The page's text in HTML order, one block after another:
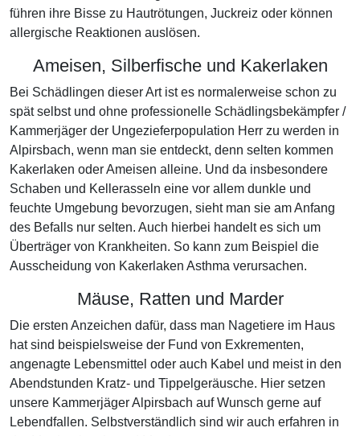
führen ihre Bisse zu Hautrötungen, Juckreiz oder können
allergische Reaktionen auslösen.
Ameisen, Silberfische und Kakerlaken
Bei Schädlingen dieser Art ist es normalerweise schon zu
spät selbst und ohne professionelle Schädlingsbekämpfer /
Kammerjäger der Ungezieferpopulation Herr zu werden in
Alpirsbach, wenn man sie entdeckt, denn selten kommen
Kakerlaken oder Ameisen alleine. Und da insbesondere
Schaben und Kellerasseln eine vor allem dunkle und
feuchte Umgebung bevorzugen, sieht man sie am Anfang
des Befalls nur selten. Auch hierbei handelt es sich um
Überträger von Krankheiten. So kann zum Beispiel die
Ausscheidung von Kakerlaken Asthma verursachen.
Mäuse, Ratten und Marder
Die ersten Anzeichen dafür, dass man Nagetiere im Haus
hat sind beispielsweise der Fund von Exkrementen,
angenagte Lebensmittel oder auch Kabel und meist in den
Abendstunden Kratz- und Tippelgeräusche. Hier setzen
unsere Kammerjäger Alpirsbach auf Wunsch gerne auf
Lebendfallen. Selbstverständlich sind wir auch erfahren in